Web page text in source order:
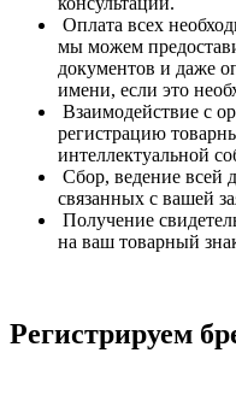
Оплата всех
мы можем
документов и даже
имени, если это
Взаимодействие с
регистрацию
интеллектуальной
Сбор, ведение всей
связанных с вашей
Получение
на ваш товарный
Регистрируем